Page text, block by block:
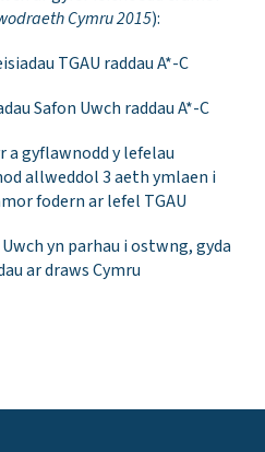
Cymru2015):
TGAU raddau A*-C
Safon Uwch raddau A*-C
a gyflawnodd y lefelau
allweddol 3 aeth ymlaen i
fodern ar lefel TGAU
yn parhau i ostwng, gyda
ar draws Cymru